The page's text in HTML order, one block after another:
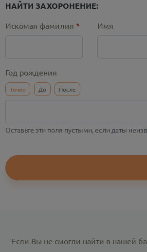
НАЙТИ ЗАХОРОНЕНИЕ:
Искомая фамилия * Имя
Год рождения
Точно До После
Оставьте эти поля пустыми, если даты
Если Вы не смогли найти в нашей